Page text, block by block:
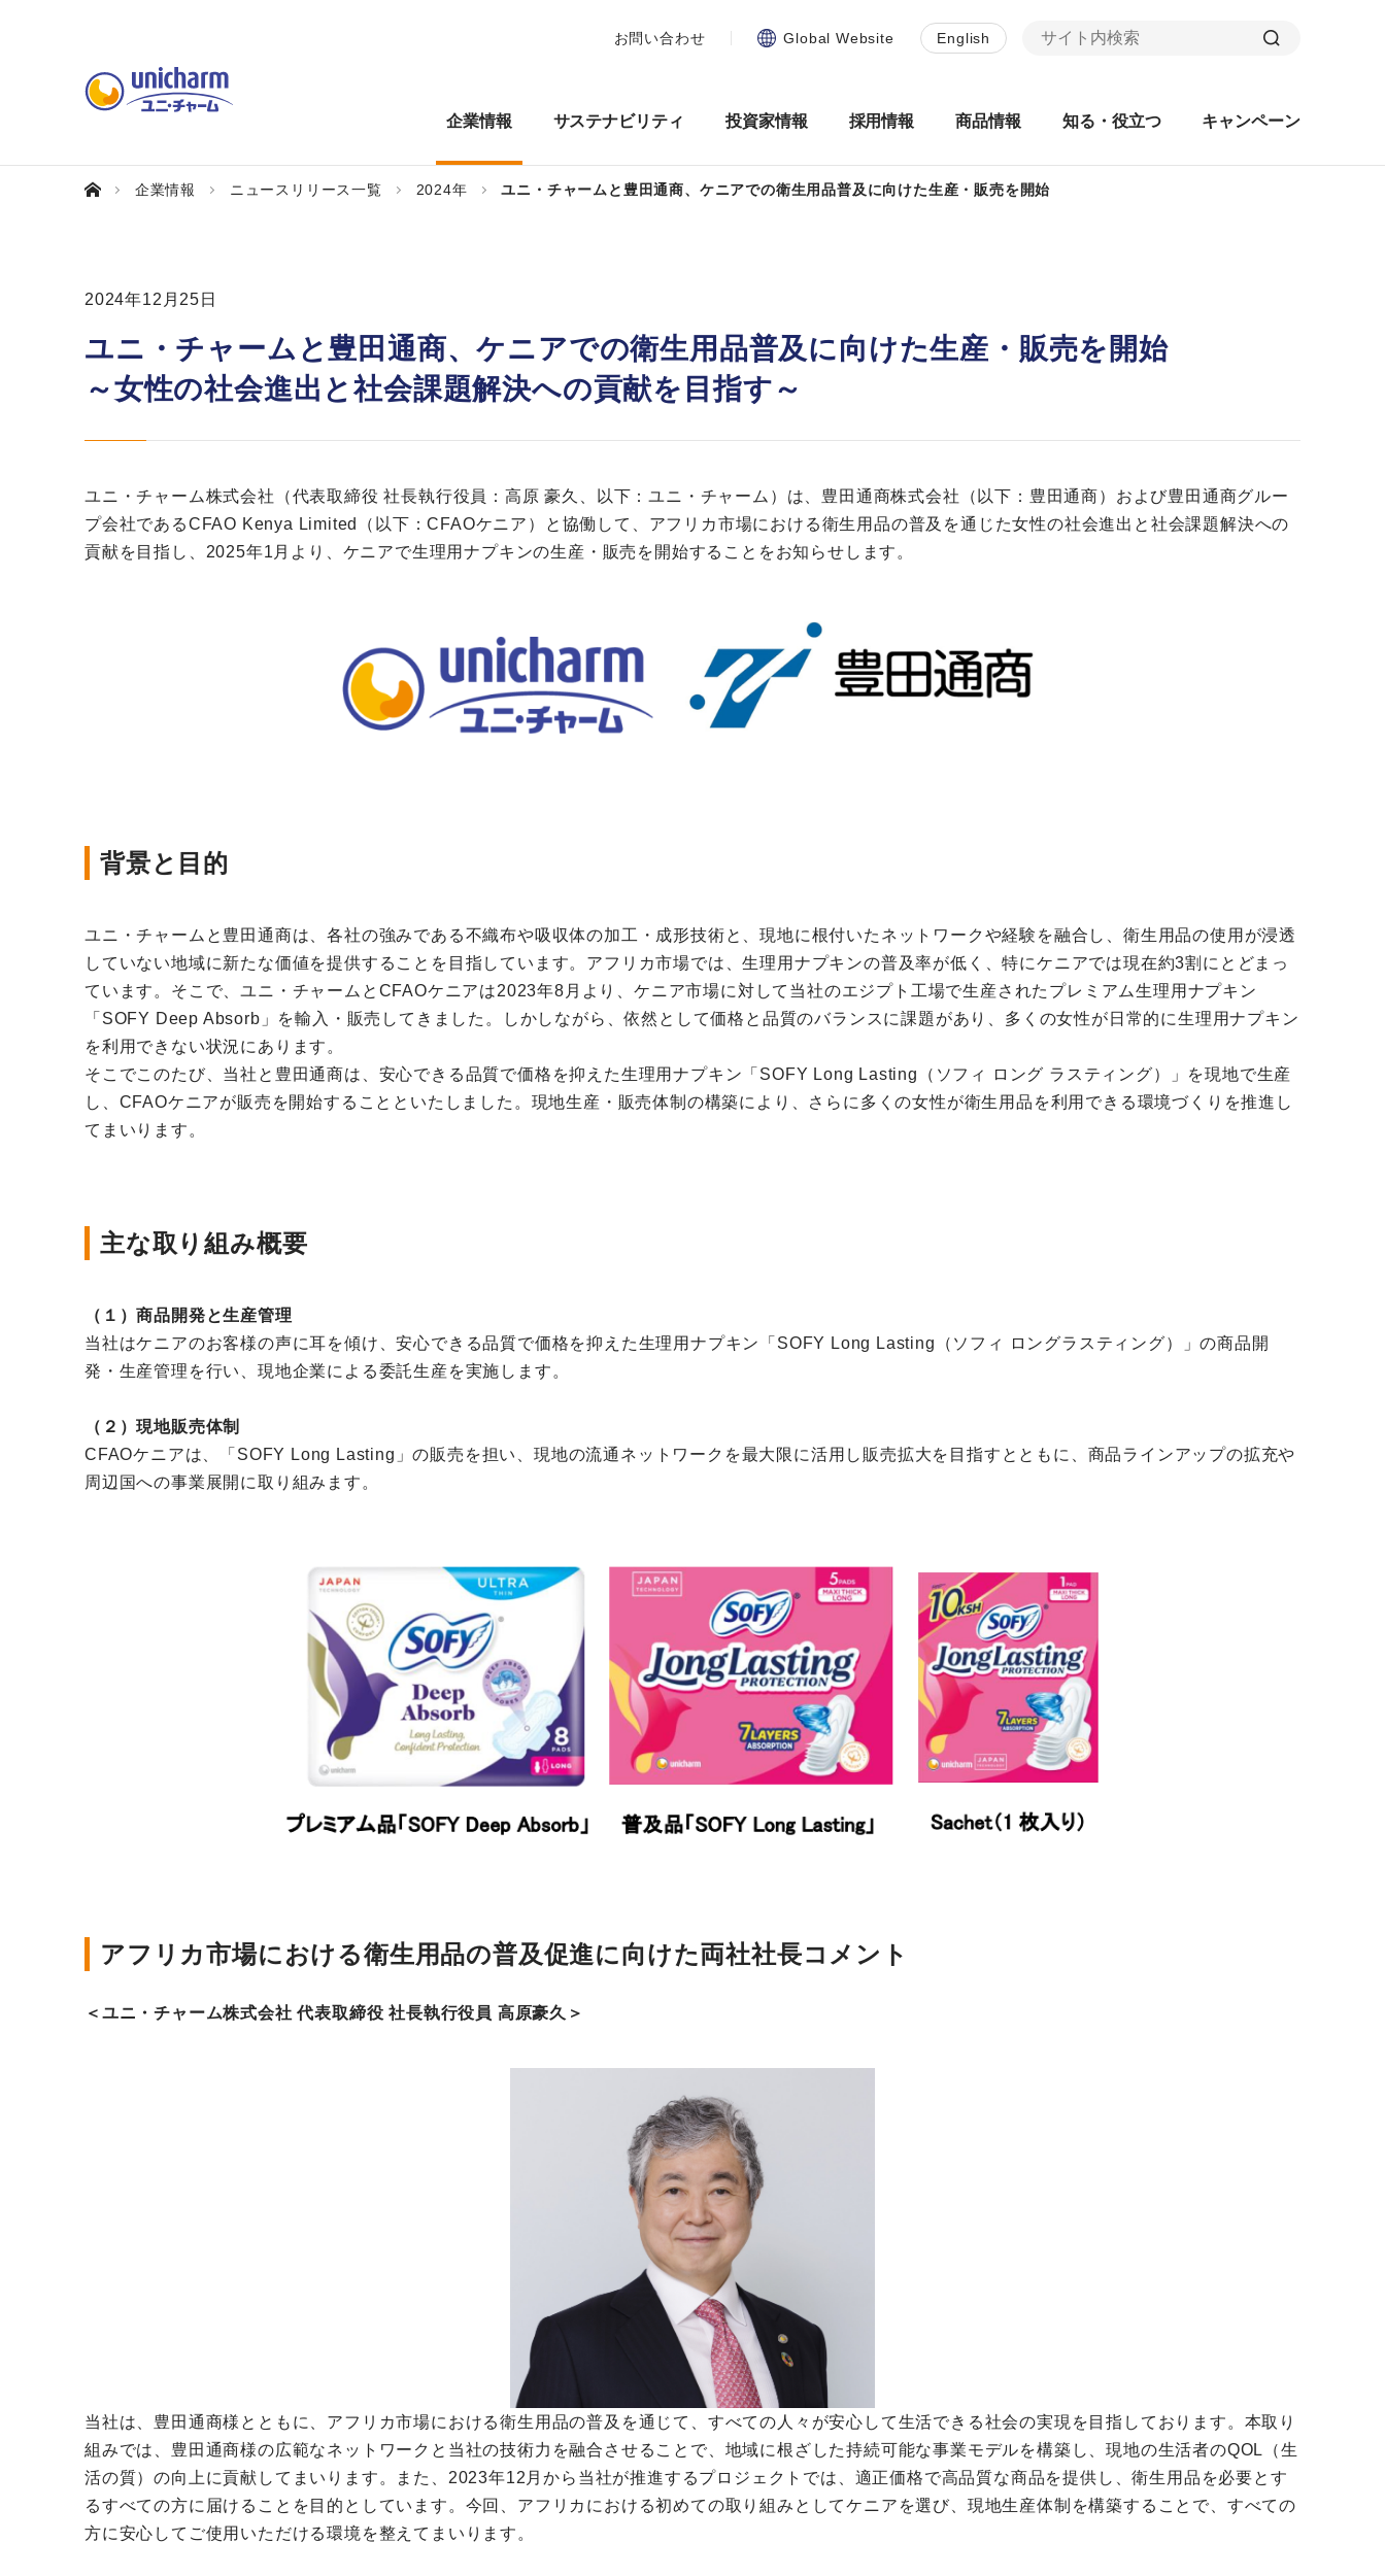
企業情報 サステナビリティ 投資家情報 採用情報 商品情報 知る・役立つ キャンペーン
お問い合わせ Global Website English
企業情報 ニュースリリース一覧 2024年 ユニ・チャームと豊田通商、ケニアでの衛生用品普及に向けた生産・販売を開始
2024年12月25日
ユニ・チャームと豊田通商、ケニアでの衛生用品普及に向けた生産・販売を開始
～女性の社会進出と社会課題解決への貢献を目指す～
ユニ・チャーム株式会社（代表取締役 社長執行役員：高原 豪久、以下：ユニ・チャーム）は、豊田通商株式会社（以下：豊田通商）および豊田通商グルー
プ会社であるCFAO Kenya Limited（以下：CFAOケニア）と協働して、アフリカ市場における衛生用品の普及を通じた女性の社会進出と社会課題解決への
貢献を目指し、2025年1月より、ケニアで生理用ナプキンの生産・販売を開始することをお知らせします。
背景と目的
ユニ・チャームと豊田通商は、各社の強みである不織布や吸収体の加工・成形技術と、現地に根付いたネットワークや経験を融合し、衛生用品の使用が浸透
していない地域に新たな価値を提供することを目指しています。アフリカ市場では、生理用ナプキンの普及率が低く、特にケニアでは現在約3割にとどまっ
ています。そこで、ユニ・チャームとCFAOケニアは2023年8月より、ケニア市場に対して当社のエジプト工場で生産されたプレミアム生理用ナプキン
「SOFY Deep Absorb」を輸入・販売してきました。しかしながら、依然として価格と品質のバランスに課題があり、多くの女性が日常的に生理用ナプキン
を利用できない状況にあります。
そこでこのたび、当社と豊田通商は、安心できる品質で価格を抑えた生理用ナプキン「SOFY Long Lasting（ソフィ ロング ラスティング）」を現地で生産
し、CFAOケニアが販売を開始することといたしました。現地生産・販売体制の構築により、さらに多くの女性が衛生用品を利用できる環境づくりを推進し
てまいります。
主な取り組み概要
（１）商品開発と生産管理
当社はケニアのお客様の声に耳を傾け、安心できる品質で価格を抑えた生理用ナプキン「SOFY Long Lasting（ソフィ ロングラスティング）」の商品開
発・生産管理を行い、現地企業による委託生産を実施します。
（２）現地販売体制
CFAOケニアは、「SOFY Long Lasting」の販売を担い、現地の流通ネットワークを最大限に活用し販売拡大を目指すとともに、商品ラインアップの拡充や
周辺国への事業展開に取り組みます。
アフリカ市場における衛生用品の普及促進に向けた両社社長コメント
＜ユニ・チャーム株式会社 代表取締役 社長執行役員 高原豪久＞
当社は、豊田通商様とともに、アフリカ市場における衛生用品の普及を通じて、すべての人々が安心して生活できる社会の実現を目指しております。本取り
組みでは、豊田通商様の広範なネットワークと当社の技術力を融合させることで、地域に根ざした持続可能な事業モデルを構築し、現地の生活者のQOL（生
活の質）の向上に貢献してまいります。また、2023年12月から当社が推進するプロジェクトでは、適正価格で高品質な商品を提供し、衛生用品を必要とす
るすべての方に届けることを目的としています。今回、アフリカにおける初めての取り組みとしてケニアを選び、現地生産体制を構築することで、すべての
方に安心してご使用いただける環境を整えてまいります。